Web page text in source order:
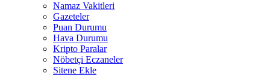
Namaz Vakitleri
Gazeteler
Puan Durumu
Hava Durumu
Kripto Paralar
Nöbetçi Eczaneler
Sitene Ekle